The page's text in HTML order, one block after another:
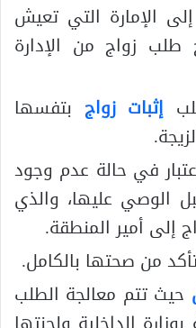
الإمارة التي تعيش
طلب زواج من الإدارة
إثبات زواج بتفسها
في حالة عدم وجود
الوصي عليها، والذي
إلى أمير المنطقة.
من صحتها بالكامل.
حيث تتم معالجة الطلب